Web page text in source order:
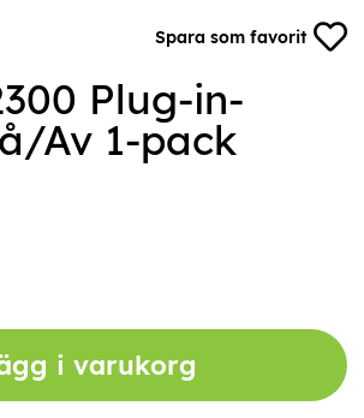
Spara som favorit
Plug-in-
Av 1-pack
i varukorg